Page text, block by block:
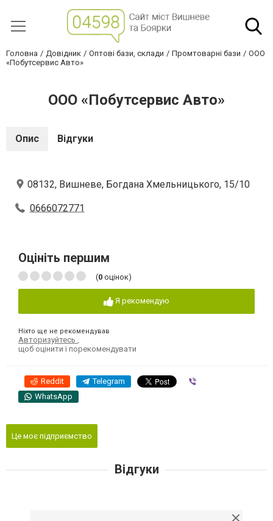
Головна Довідник Оптові бази, склади Промтоварні бази
ООО
«Побутсервис Авто»
ООО «Побутсервис Авто»
Опис Відгуки
08132, Вишневе, Богдана Хмельницького, 15/10
0666072771
Оцініть першим
(0 оцінок)
Я рекомендую
Ніхто ще не рекомендував
Авторизуйтесь
щоб оцінити і порекомендувати
Reddit Telegram
WhatsApp
Це моє підприємство
Відгуки